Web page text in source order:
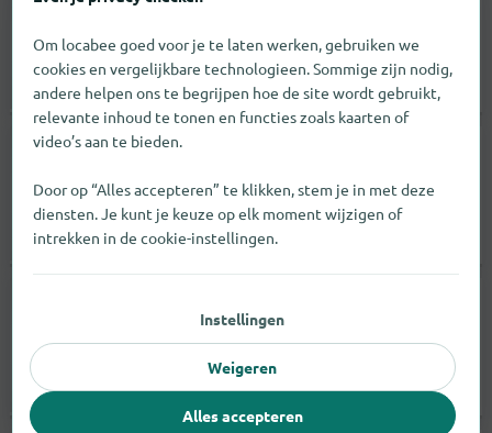
8800 Roeselare
opent bij 10:00 |Elektrische markten
MediaMarkt Braine l'Alleud
Chaussée de Charleroi 18
Om locabee goed voor je te laten werken, gebruiken we
cookies en vergelijkbare technologieen. Sommige zijn nodig,
andere helpen ons te begrijpen hoe de site wordt gebruikt,
relevante inhoud te tonen en functies zoals kaarten of
video’s aan te bieden.
Door op “Alles accepteren” te klikken, stem je in met deze
diensten. Je kunt je keuze op elk moment wijzigen of
intrekken in de cookie-instellingen.
Instellingen
Weigeren
Alles accepteren